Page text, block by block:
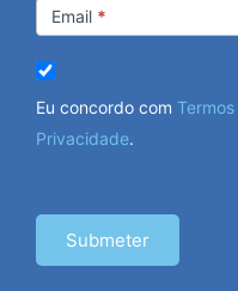
Email *
Eu concordo com
Privacidade.
Submeter